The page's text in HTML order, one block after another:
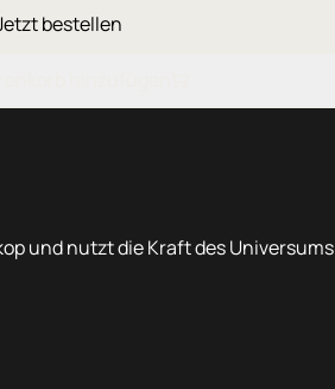
bestellen
und nutzt die Kraft des Universums